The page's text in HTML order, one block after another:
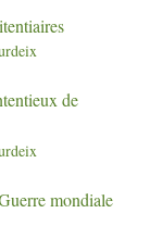
de
mondiale